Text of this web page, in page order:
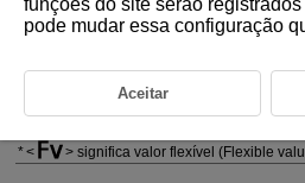
Neste modo, pode definir a velocidade do
Fotografar no modo
, com
significa valor flexível (Flexible
funções do site serão
pode mudar essa configuração
Aceitar